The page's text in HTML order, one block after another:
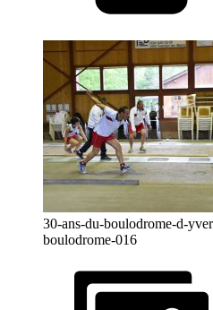
30-ans-du-boulodrome-d-
boulodrome-016